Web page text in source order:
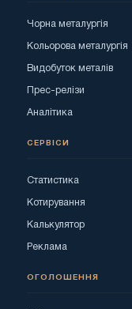
Чорна металургія
Кольорова металургія
Видобуток металів
Прес-релізи
Аналітика
СЕРВІСИ
Статистика
Котирування
Калькулятор
Реклама
ОГОЛОШЕННЯ